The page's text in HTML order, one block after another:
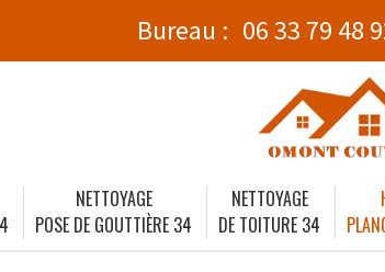
Bureau : 06 33 79 48
NETTOYAGE
POSE DE GOUTTIÈRE 34
NETTOYAGE
DE TOITURE 34